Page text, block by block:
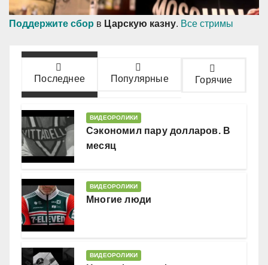
Поддержите сбор в Царскую казну. Все стримы
Последнее Популярные Горячие
ВИДЕОРОЛИКИ
Сэкономил пару долларов. В
месяц
ВИДЕОРОЛИКИ
Многие люди
ВИДЕОРОЛИКИ